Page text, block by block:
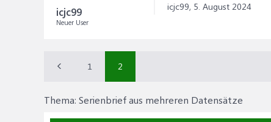
icjc99
Neuer User
icjc99, 5. August 2024
1 2
Thema: Serienbrief aus mehreren Datensätze